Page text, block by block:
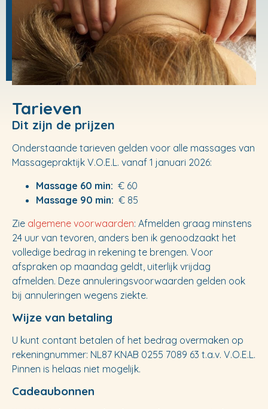
Tarieven
Dit zijn de prijzen
Onderstaande tarieven gelden voor alle massages van
Massagepraktijk V.O.E.L. vanaf 1 januari 2026:
Massage 60 min: € 60
Massage 90 min: € 85
Zie algemene voorwaarden: Afmelden graag minstens
24 uur van tevoren, anders ben ik genoodzaakt het
volledige bedrag in rekening te brengen. Voor
afspraken op maandag geldt, uiterlijk vrijdag
afmelden. Deze annuleringsvoorwaarden gelden ook
bij annuleringen wegens ziekte.
Wijze van betaling
U kunt contant betalen of het bedrag overmaken op
rekeningnummer: NL87 KNAB 0255 7089 63 t.a.v. V.O.E.L.
Pinnen is helaas niet mogelijk.
Cadeaubonnen